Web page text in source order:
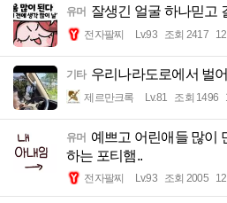
유머 잘생긴 얼굴 하나믿고
전자팔찌 Lv.93 조회 2417
기타 우리나라도로에서 벌
제르만크록 Lv.81 조회 1496
유머 예쁘고 어린애들 많이
하는 포티햄..
전자팔찌 Lv.93 조회 2005